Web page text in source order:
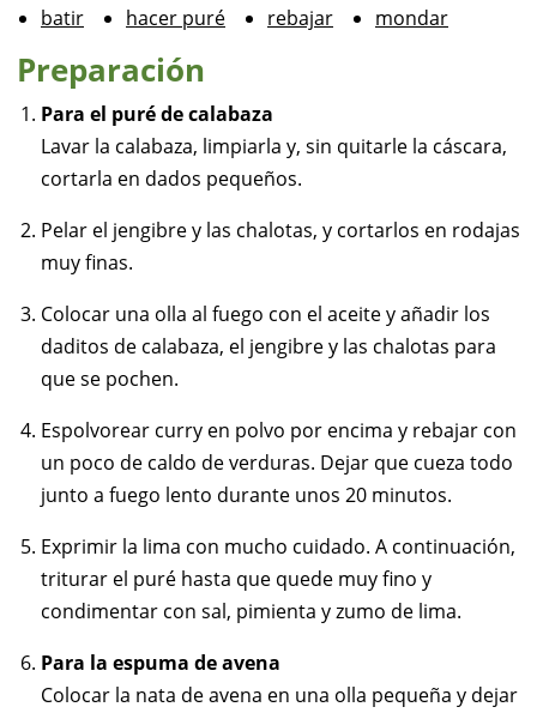
batir
hacer puré rebajar mondar
Preparación
Para el puré de calabaza
Lavar la calabaza, limpiarla y, sin quitarle la cáscara,
cortarla en dados pequeños.
Pelar el jengibre y las chalotas, y cortarlos en rodajas
muy finas.
Colocar una olla al fuego con el aceite y añadir los
daditos de calabaza, el jengibre y las chalotas para
que se pochen.
Espolvorear curry en polvo por encima y rebajar con
un poco de caldo de verduras. Dejar que cueza todo
junto a fuego lento durante unos 20 minutos.
Exprimir la lima con mucho cuidado. A continuación,
triturar el puré hasta que quede muy fino y
condimentar con sal, pimienta y zumo de lima.
Para la espuma de avena
Colocar la nata de avena en una olla pequeña y dejar